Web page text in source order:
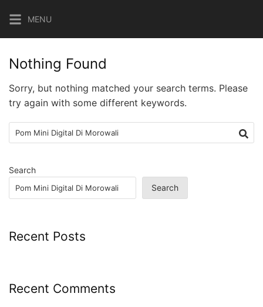
content
MENU
Nothing Found
Sorry, but nothing matched your search terms. Please
try again with some different keywords.
Search
for:
Search
Search
Recent Posts
Recent Comments